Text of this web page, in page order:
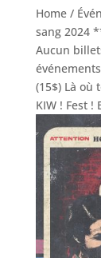
Home /
sang 2024
Aucun
(15$) Là où
KIW ! Fest !